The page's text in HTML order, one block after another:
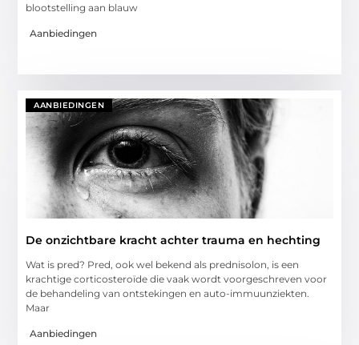
blootstelling aan blauw
Aanbiedingen
AANBIEDINGEN
De onzichtbare kracht achter trauma en hechting
Wat is pred? Pred, ook wel bekend als prednisolon, is een
krachtige corticosteroïde die vaak wordt voorgeschreven voor
de behandeling van ontstekingen en auto-immuunziekten.
Maar
Aanbiedingen